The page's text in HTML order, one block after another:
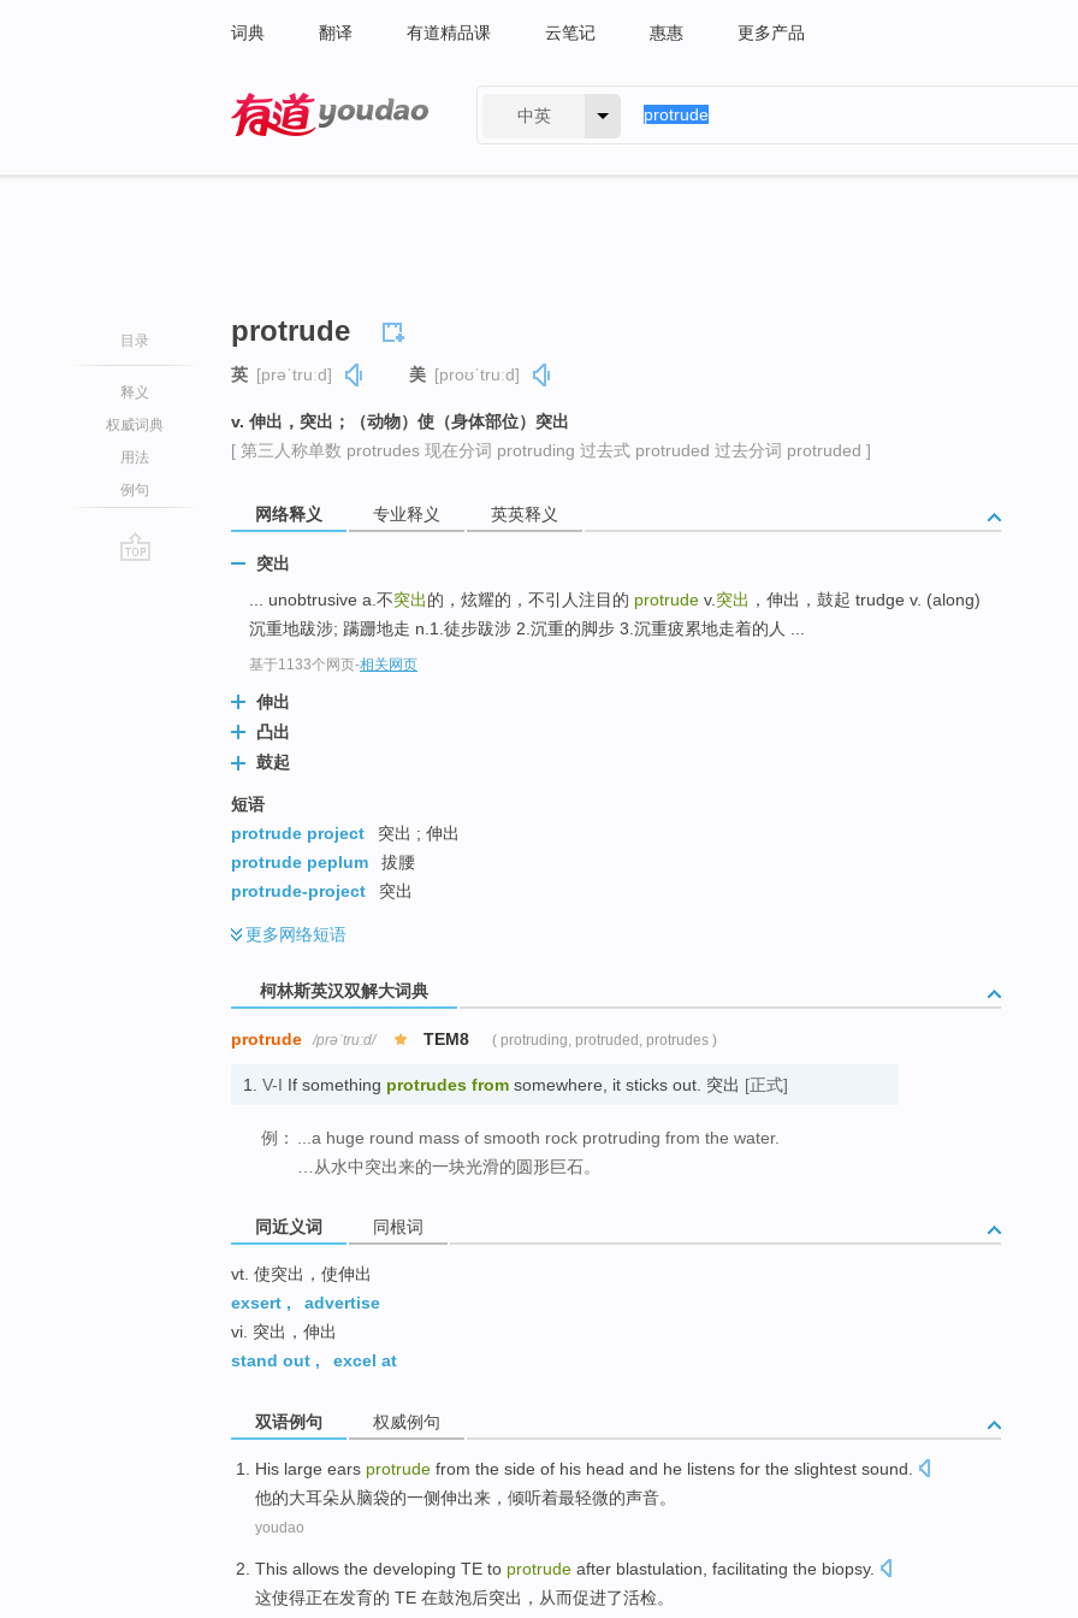
词典 翻译 有道精品课 云笔记 惠惠 更多产品
中英
目录
释义
权威词典
用法
例句
protrude
英 [prəˈtruːd] 美 [proʊˈtruːd]
v. 伸出，突出；（动物）使（身体部位）突出
[ 第三人称单数 protrudes 现在分词 protruding 过去式 protruded 过去分词 protruded ]
网络释义 专业释义 英英释义
突出
... unobtrusive a.不突出的，炫耀的，不引人注目的 protrude v. 突出 ，伸出，鼓起 trudge v. (along)
沉重地跋涉; 蹒跚地走 n.1.徒步跋涉 2.沉重的脚步 3.沉重疲累地走着的人 ...
基于1133个网页-相关网页
伸出
凸出
鼓起
短语
protrude project
突出 ; 伸出
protrude peplum
拔腰
protrude-project
突出
更多网络短语
柯林斯英汉双解大词典
protrude /prəˈtruːd/ TEM8 ( protruding, protruded, protrudes )
1. V-I If something protrudes from somewhere, it sticks out. 突出 [正式]
例：
...a huge round mass of smooth rock protruding from the water.
…从水中突出来的一块光滑的圆形巨石。
同近义词 同根词
vt. 使突出，使伸出
exsert ,
advertise
vi. 突出，伸出
stand out , excel at
双语例句 权威例句
His large ears protrude from the side of his head and he listens for the slightest sound
他的大耳朵从 脑袋的一侧伸出来， 倾听着最轻微的声音。
youdao
This allows the developing TE to protrude after blastulation facilitating the biopsy.
这使得正在发育的 TE 在鼓泡后突出， 从而促进了活检。